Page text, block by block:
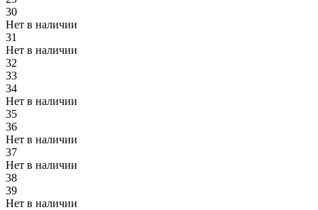
30
Нет в наличии
31
Нет в наличии
32
33
34
Нет в наличии
35
36
Нет в наличии
37
Нет в наличии
38
39
Нет в наличии